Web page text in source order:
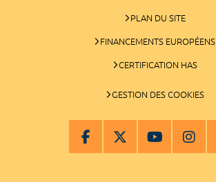
PLAN DU SITE
FINANCEMENTS EUROPÉENS
CERTIFICATION HAS
GESTION DES COOKIES